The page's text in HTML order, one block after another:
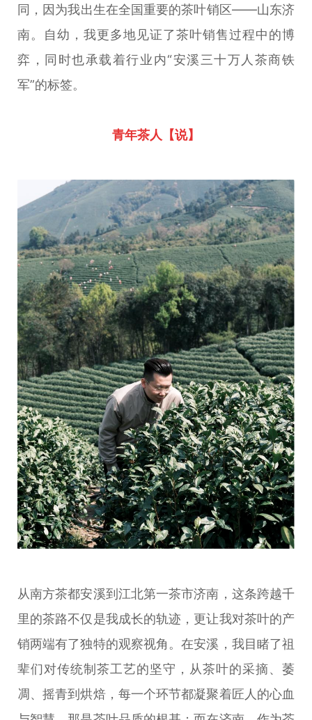
同，因为我出生在全国重要的茶叶销区——山东济
南。自幼，我更多地见证了茶叶销售过程中的博
弈，同时也承载着行业内“安溪三十万人茶商铁
军”的标签。
青年茶人【说】
从南方茶都安溪到江北第一茶市济南，这条跨越千
里的茶路不仅是我成长的轨迹，更让我对茶叶的产
销两端有了独特的观察视角。在安溪，我目睹了祖
辈们对传统制茶工艺的坚守，从茶叶的采摘、萎
凋、摇青到烘焙，每一个环节都凝聚着匠人的心血